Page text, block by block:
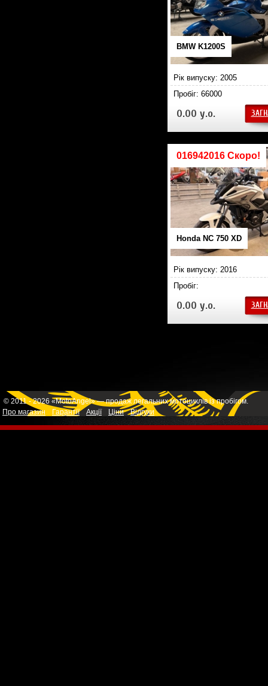
BMW K1200S
Рік випуску: 2005
Пробіг: 66000
0.00 у.о.
016942016 Скоро!
Honda NC 750 XD
Рік випуску: 2016
Пробіг:
0.00 у.о.
© 2011 - 2026 «MotoAngel» — продаж легальних мотоциклів із пробігом.
Про магазин
Гарантії Акції Ціни Відгуки